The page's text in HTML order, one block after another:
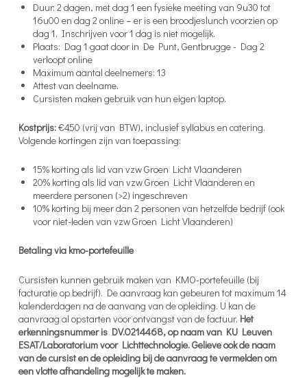
Duur: 2 dagen, met dag 1 een fysieke meeting van 9u30 tot
16u00 en dag 2 online – er is een broodjeslunch voorzien op
dag 1. Inschrijven voor 1 dag is niet mogelijk.
Plaats: Dag 1 gaat door in De Punt, Gentbrugge - Dag 2
verloopt online
Maximum aantal deelnemers: 13
Attest van deelname.
Cursisten maken gebruik van hun eigen laptop.
Kostprijs:€450 (vrij van BTW), inclusief syllabus en catering.
Volgende kortingen zijn van toepassing:
15% korting als lid van vzw Groen Licht Vlaanderen
20% korting als lid van vzw Groen Licht Vlaanderen en
meerdere personen (>2) ingeschreven
10% korting bij meer dan 2 personen van hetzelfde bedrijf (ook
voor niet-leden van vzw Groen Licht Vlaanderen)
Betaling via kmo-portefeuille
Cursisten kunnen gebruik maken van KMO-portefeuille (bij
facturatie op bedrijf). De aanvraag kan gebeuren tot maximum 14
kalenderdagen na de aanvang van de opleiding. U kan de
aanvraag al opstarten voor ontvangst van de factuur. Het
erkenningsnummer is DV.O214468, op naam van KU Leuven
ESAT/Laboratorium voor Lichttechnologie. Gelieve ook de naam
van de cursist en de opleiding bij de aanvraag te vermelden om
een vlotte afhandeling mogelijk te maken.